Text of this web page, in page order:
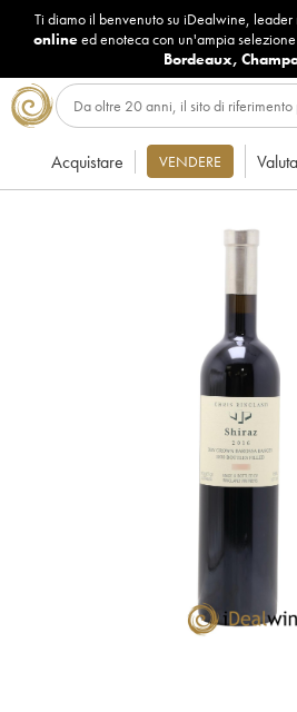
Ti diamo il benvenuto su iDealwine,
onlineed enoteca con un'ampia
Bordeaux,
Acquistare VENDERE